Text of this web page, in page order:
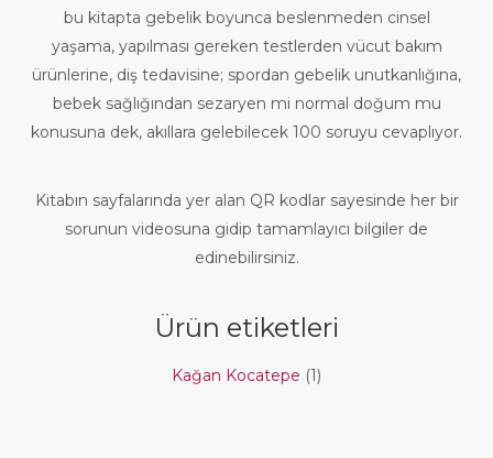
bu kitapta gebelik boyunca beslenmeden cinsel
yaşama, yapılması gereken testlerden vücut bakım
ürünlerine, diş tedavisine; spordan gebelik unutkanlığına,
bebek sağlığından sezaryen mi normal doğum mu
konusuna dek, akıllara gelebilecek 100 soruyu cevaplıyor.
Kitabın sayfalarında yer alan QR kodlar sayesinde her bir
sorunun videosuna gidip tamamlayıcı bilgiler de
edinebilirsiniz.
Ürün etiketleri
Kağan Kocatepe (1)